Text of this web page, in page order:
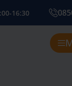
16:30